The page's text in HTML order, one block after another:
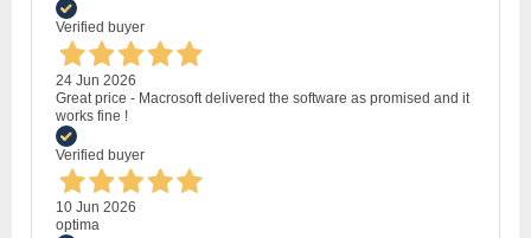
Verified buyer
24 Jun 2026
Great price - Macrosoft delivered the software as promised and it
works fine !
Verified buyer
10 Jun 2026
optima